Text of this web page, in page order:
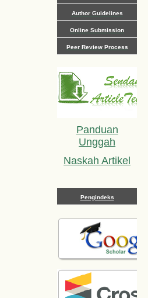
Author Guidelines
Online Submission
Peer Review Process
Panduan
Unggah
Naskah Artikel
Pengindeks